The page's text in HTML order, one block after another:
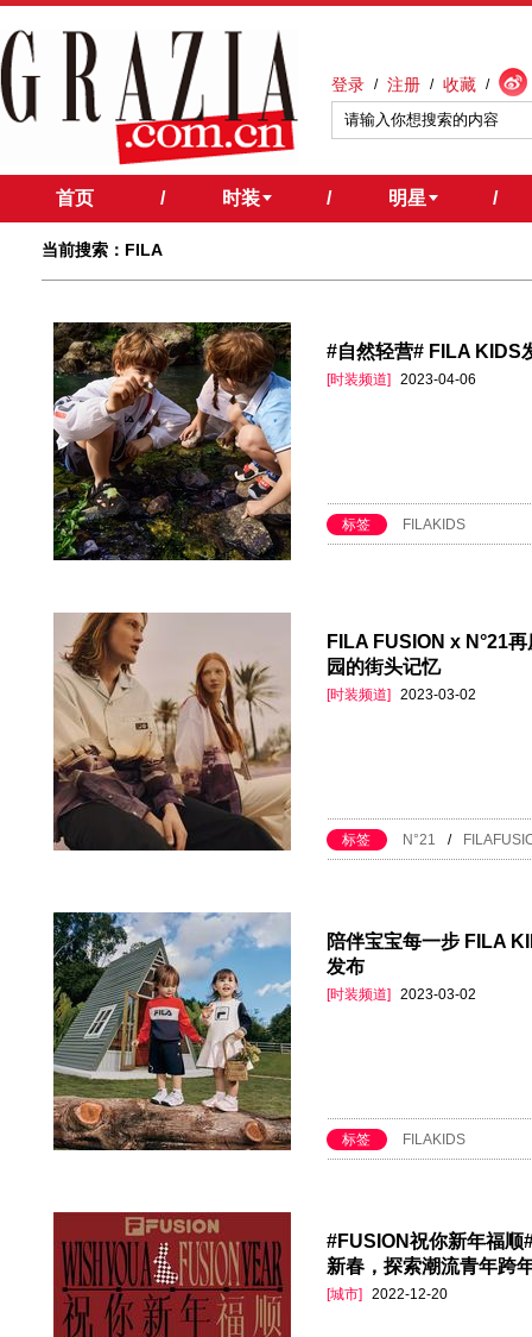
登录 / 注册 / 收藏 /
首页 / 时装 / 明星 /
当前搜索：FILA
#自然轻营# FILA KIDS
[时装频道] 2023-04-06
标签 FILAKIDS
FILA FUSION x N°21
园的街头记忆
[时装频道] 2023-03-02
标签 N°21 /
陪伴宝宝每一步 FILA
发布
[时装频道] 2023-03-02
标签 FILAKIDS
#FUSION祝你新年福顺
新春，探索潮流青年跨
[城市] 2022-12-20